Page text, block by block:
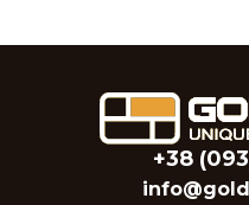
+38